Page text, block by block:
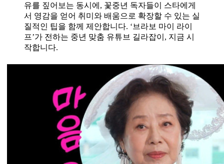
유를 짚어보는 동시에, 꽃중년 독자들이 스타에게
서 영감을 얻어 취미와 배움으로 확장할 수 있는 실
질적인 팁을 함께 제안합니다. ‘브라보 마이 라이
프’가 전하는 중년 맞춤 유튜브 길라잡이, 지금 시
작합니다.